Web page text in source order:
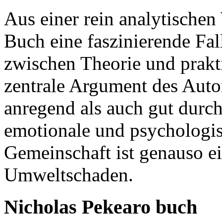
Aus einer rein
Buch eine faszinierende
zwischen Theorie und
zentrale Argument des
anregend als auch gut
emotionale und
Gemeinschaft ist genauso
Umweltschaden.
Nicholas Pekearo buch